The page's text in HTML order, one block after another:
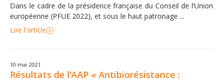
Dans le cadre de la présidence française du Conseil de l’Union
européenne (PFUE 2022), et sous le haut patronage ...
Lire l'article
10 mai 2021
Résultats de l’AAP « Antibiorésistance :